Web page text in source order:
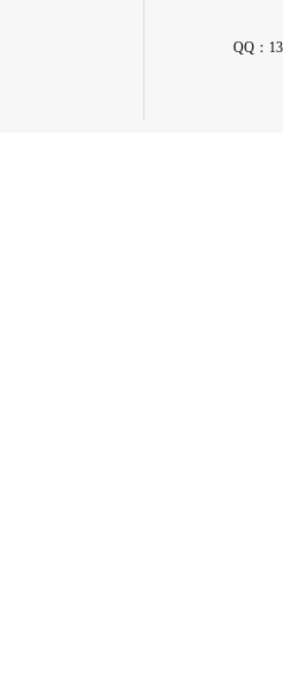
QQ：